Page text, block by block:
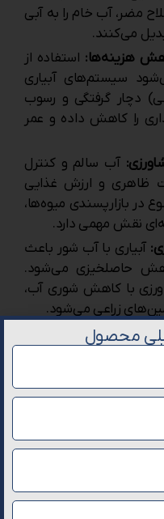
مضر، آب خام را به آبی
می‌کنند.
هزینه‌ها: استفاده از
سیستم‌های آبیاری
دچار گرفتگی و رسوب
را کاهش داده و عمر
آب سالم و کنترل
ظاهری و ارزش غذایی
بازارپسندی میوه‌ها،
نقش مهمی دارد.
آبیاری با آب شور باعث
حاصلخیزی می‌شود.
با کاهش شوری آب،
زراعی می‌شود.
‌کن کشاورزی
منابع غیرقابل استفاده
آبی پایدار.
کود و سموم به
محصول